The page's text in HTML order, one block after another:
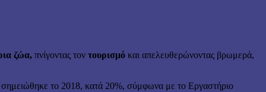
​​ζώα, πνίγοντας τον τουρισμό και απελευθερώνοντας βρωμερά,
σημειώθηκε το 2018, κατά 20%, σύμφωνα με το Εργαστήριο